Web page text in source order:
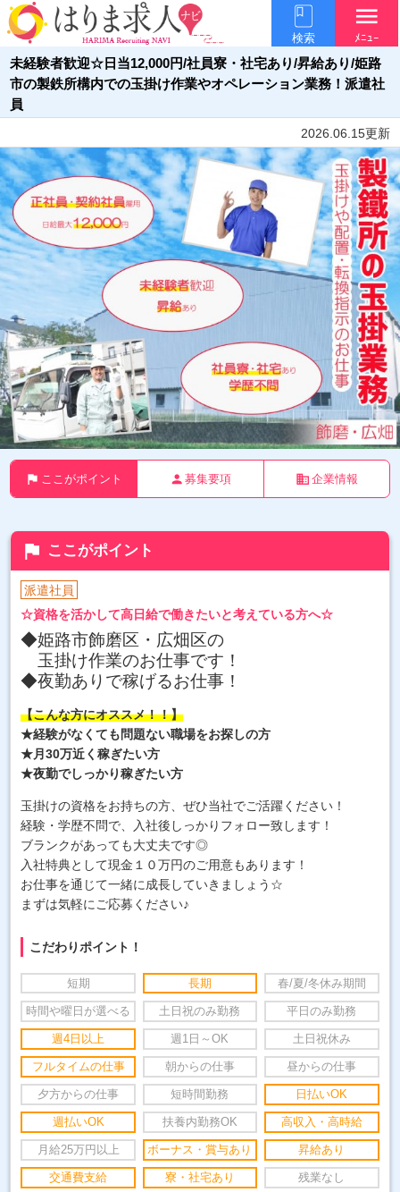
検索
menu
ﾒﾆｭｰ
未経験者歓迎☆日当12,000円/社員寮・社宅あり/昇給あり/姫路
市の製鉄所構内での玉掛け作業やオペレーション業務！派遣社
員
2026.06.15更新
flag ここがポイント person 募集要項 business 企業情報
flag ここがポイント
派遣社員
☆資格を活かして高日給で働きたいと考えている方へ☆
◆姫路市飾磨区・広畑区の
玉掛け作業のお仕事です！
◆夜勤ありで稼げるお仕事！
【こんな方にオススメ！！】
★経験がなくても問題ない職場をお探しの方
★月30万近く稼ぎたい方
★夜勤でしっかり稼ぎたい方
玉掛けの資格をお持ちの方、ぜひ当社でご活躍ください！
経験・学歴不問で、入社後しっかりフォロー致します！
ブランクがあっても大丈夫です◎
入社特典として現金１０万円のご用意もあります！
お仕事を通じて一緒に成長していきましょう☆
まずは気軽にご応募ください♪
こだわりポイント！
短期 長期 春/夏/冬休み期間
時間や曜日が選べる 土日祝のみ勤務 平日のみ勤務
週4日以上 週1日～OK 土日祝休み
フルタイムの仕事 朝からの仕事 昼からの仕事
夕方からの仕事 短時間勤務 日払いOK
週払いOK 扶養内勤務OK 高収入・高時給
月給25万円以上 ボーナス・賞与あり 昇給あり
交通費支給 寮・社宅あり 残業なし